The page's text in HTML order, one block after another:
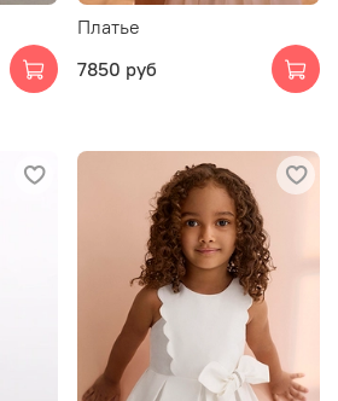
Платье
7850 руб